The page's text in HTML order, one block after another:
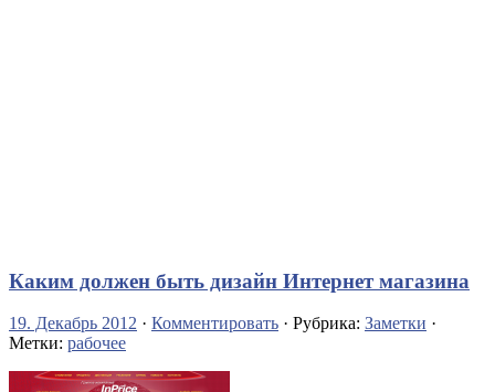
Каким должен быть дизайн Интернет магазина
19. Декабрь 2012 · Комментировать · Рубрика: Заметки ·
Метки: рабочее